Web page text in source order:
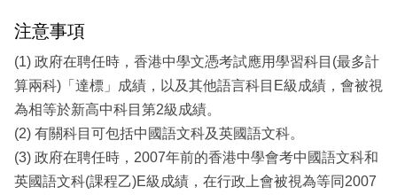
注意事項
(1) 政府在聘任時，香港中學文憑考試應用學習科目(最多計
算兩科)「達標」成績，以及其他語言科目E級成績，會被視
為相等於新高中科目第2級成績。
(2) 有關科目可包括中國語文科及英國語文科。
(3) 政府在聘任時，2007年前的香港中學會考中國語文科和
英國語文科(課程乙)E級成績，在行政上會被視為等同2007